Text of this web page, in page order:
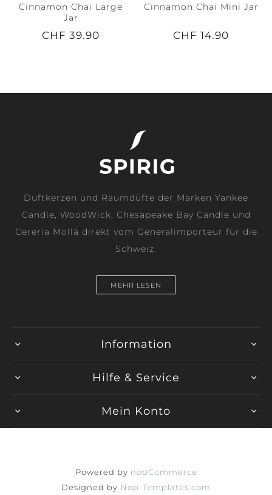
Cinnamon Chai Large
Jar
CHF 39.90
Cinnamon Chai Mini Jar
CHF 14.90
Duftkerzen und Raumdüfte der Marken Yankee
Candle, WoodWick, Chesapeake Bay Candle und
Cerería Mollá direkt vom Generalimporteur für die
Schweiz.
MEHR LESEN
Information
Hilfe & Service
Mein Konto
Powered by nopCommerce
Designed by Nop-Templates.com